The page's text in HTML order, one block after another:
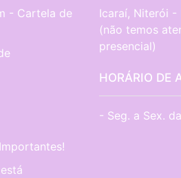
- Cartela de
Icaraí, Niterói -
(não temos
presencial)
HORÁRIO DE
- Seg. a Sex.